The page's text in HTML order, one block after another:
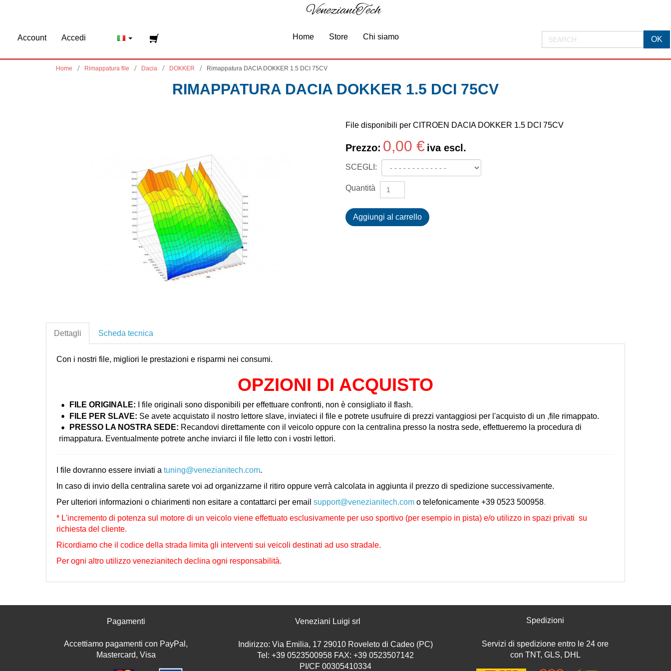
Home Store Chi siamo
VenezianiTech
Account Accedi
Home Rimappatura file Dacia DOKKER Rimappatura DACIA DOKKER 1.5 DCI 75CV
RIMAPPATURA DACIA DOKKER 1.5 DCI 75CV
File disponibili per CITROEN DACIA DOKKER 1.5 DCI 75CV
Prezzo: 0,00 € iva escl.
SCEGLI:
Quantità
Dettagli Scheda tecnica
Con i nostri file, migliori le prestazioni e risparmi nei consumi.
OPZIONI DI ACQUISTO
FILE ORIGINALE:
I file originali sono disponibili per effettuare confronti, non è consigliato il flash.
FILE PER SLAVE: Se avete acquistato il nostro lettore slave, inviateci il file e potrete usufruire di prezzi vantaggiosi per l'acquisto di un ,file rimappato.
PRESSO LA NOSTRA SEDE: Recandovi direttamente con il veicolo oppure con la centralina presso la nostra sede, effettueremo la procedura di
rimappatura. Eventualmente potrete anche inviarci il file letto con i vostri lettori.
I file dovranno essere inviati a tuning@venezianitech.com.
In caso di invio della centralina sarete voi ad organizzarne il ritiro oppure verrà calcolata in aggiunta il prezzo di spedizione successivamente.
Per ulteriori informazioni o chiarimenti non esitare a contattarci per email support@venezianitech.com o telefonicamente +39 0523 500958.
* L'incremento di potenza sul motore di un veicolo viene effettuato esclusivamente per uso sportivo (per esempio in pista) e/o utilizzo in spazi privati su
richiesta del cliente.
Ricordiamo che il codice della strada limita gli interventi sui veicoli destinati ad uso stradale.
Per ogni altro utilizzo venezianitech declina ogni responsabilità.
Pagamenti
Accettiamo pagamenti con PayPal,
Mastercard, Visa
Indirizzo: Via Emilia, 17 29010 Roveleto di Cadeo (PC)
Tel: +39 0523500958 FAX: +39 0523507142
PI/CF 00305410334
Veneziani Luigi srl Spedizioni
Servizi di spedizione entro le 24 ore
con TNT, GLS, DHL